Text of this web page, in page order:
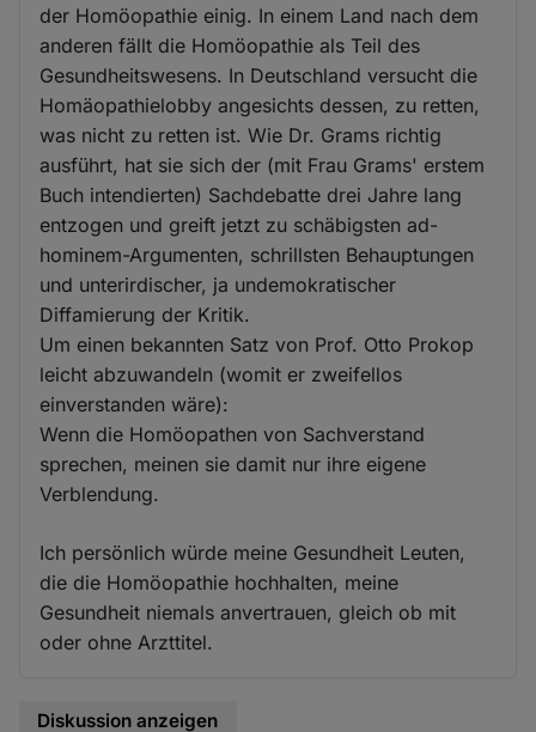
der Homöopathie einig. In einem Land nach dem
anderen fällt die Homöopathie als Teil des
Gesundheitswesens. In Deutschland versucht die
Homäopathielobby angesichts dessen, zu retten,
was nicht zu retten ist. Wie Dr. Grams richtig
ausführt, hat sie sich der (mit Frau Grams' erstem
Buch intendierten) Sachdebatte drei Jahre lang
entzogen und greift jetzt zu schäbigsten ad-
hominem-Argumenten, schrillsten Behauptungen
und unterirdischer, ja undemokratischer
Diffamierung der Kritik.
Um einen bekannten Satz von Prof. Otto Prokop
leicht abzuwandeln (womit er zweifellos
einverstanden wäre):
Wenn die Homöopathen von Sachverstand
sprechen, meinen sie damit nur ihre eigene
Verblendung.
Ich persönlich würde meine Gesundheit Leuten,
die die Homöopathie hochhalten, meine
Gesundheit niemals anvertrauen, gleich ob mit
oder ohne Arzttitel.
Diskussion anzeigen